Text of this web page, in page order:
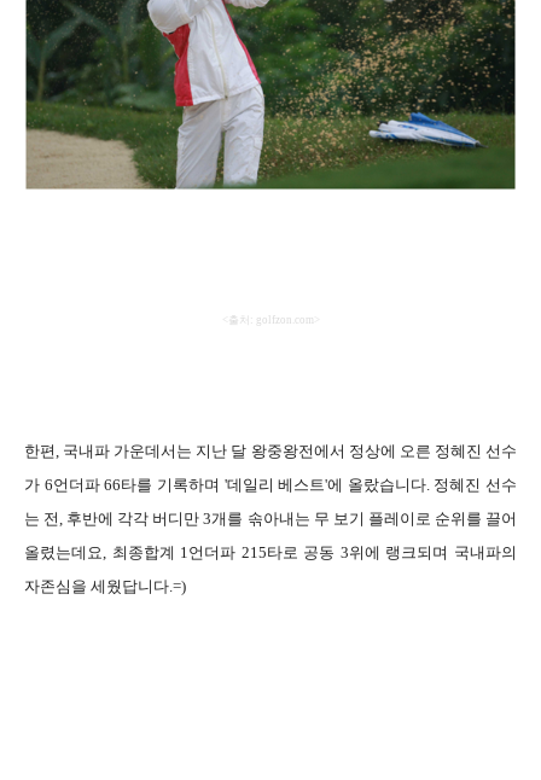
출처 : golfzon.com>
한편, 국내파 가운데서는 지난 달 왕중왕전에서 정상에 오른 정혜진 선수
가 6언더파66타를 기록하며 '데일리 베스트'에 올랐습니다. 정혜진 선수
는 전, 후반에 각각 버디만 3개를 솎아내는 무 보기 플레이로 순위를 끌어
올렸는데요, 최종합계 1언더파 215타로 공동 3위에 랭크되며 국내파의
자존심을 세웠답니다.=)